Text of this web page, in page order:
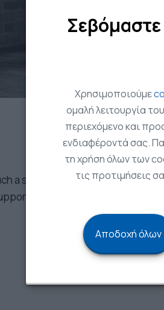
Σεβόμαστε
Χρησιμοποιούμε
ομαλή λειτουργία
περιεχόμενο και
ενδιαφέροντά σας.
τη χρήση όλων των
τις προτιμήσεις
Αποδοχή όλων
a solid theme. Well coded,
has also been great when I